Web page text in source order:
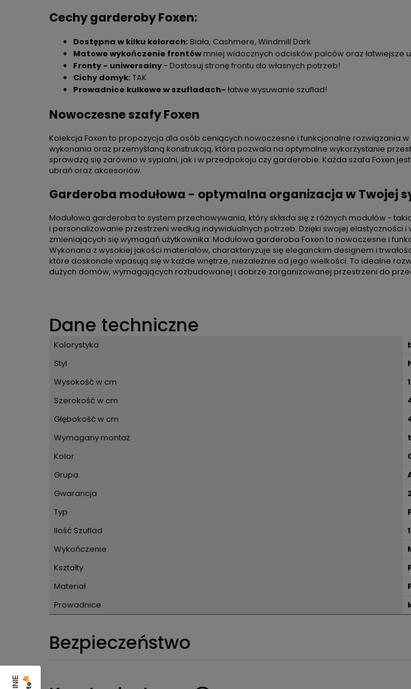
Cechy garderoby Foxen:
Dostępna w kilku kolorach: Biała, Cashmere, Windmill Dark
Matowe wykończenie frontów mniej widocznych odcisków palców oraz łatwiejsze
Fronty - uniwersalny- Dostosuj stronę frontu do własnych potrzeb!
Cichy domyk: TAK
Prowadnice kulkowe w szufladach- łatwe wysuwanie szuflad!
Nowoczesne szafy Foxen
Kolekcja Foxen to propozycja dla osób ceniących nowoczesne i funkcjonalne rozwiązania
wykonania oraz przemyślaną konstrukcją, która pozwala na optymalne wykorzystanie
sprawdzą się zarówno w sypialni, jak i w przedpokoju czy garderobie. Każda szafa Foxen
ubrań oraz akcesoriów.
Garderoba modułowa - optymalna organizacja w Twojej
Modułowa garderoba to system przechowywania, który składa się z różnych modułów -
i personalizowanie przestrzeni według indywidualnych potrzeb. Dzięki swojej
zmieniających się wymagań użytkownika. Modułowa garderoba Foxen to nowoczesne i
Wykonana z wysokiej jakości materiałów, charakteryzuje się eleganckim designem i
które doskonale wpasują się w każde wnętrze, niezależnie od jego wielkości. To idealne
dużych domów, wymagających rozbudowanej i dobrze zorganizowanej przestrzeni do
Dane techniczne
Kolorystyka
Styl
Wysokość w cm
Szerokość w cm
Głębokość w cm
Wymagany montaż
Kolor
Grupa
Gwarancja
Typ
Ilość Szuflad
Wykończenie
Kształty
Materiał
Prowadnice
Bezpieczeństwo